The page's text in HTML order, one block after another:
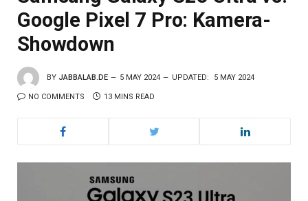
Google Pixel 7 Pro: Kamera-
Showdown
BY JABBALAB.DE 5 MAY 2024 UPDATED: 5 MAY 2024
NO COMMENTS 13 MINS READ